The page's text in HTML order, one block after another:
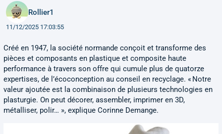
Rollier1
11/12/2025 17:03:55
Créé en 1947, la société normande conçoit et transforme des
pièces et composants en plastique et composite haute
performance à travers son offre qui cumule plus de quatorze
expertises, de l’écoconception au conseil en recyclage. « Notre
valeur ajoutée est la combinaison de plusieurs technologies en
plasturgie. On peut décorer, assembler, imprimer en 3D,
métalliser, polir… », explique Corinne Demange.